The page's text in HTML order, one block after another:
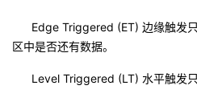
Edge Triggered (ET) 边缘触发只
区中是否还有数据。
Level Triggered (LT) 水平触发只